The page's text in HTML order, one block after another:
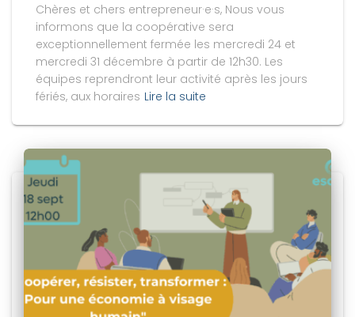
Chères et chers entrepreneur·e·s, Nous vous
informons que la coopérative sera
exceptionnellement fermée les mercredi 24 et
mercredi 31 décembre à partir de 12h30. Les
équipes reprendront leur activité après les jours
fériés, aux horaires Lire la suite